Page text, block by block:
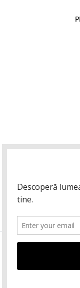
© 2026 BEGA